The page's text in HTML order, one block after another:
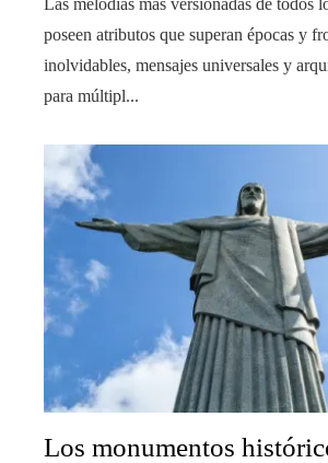
poseen atributos que superan épocas y
inolvidables, mensajes universales y
para múltipl...
Los monumentos